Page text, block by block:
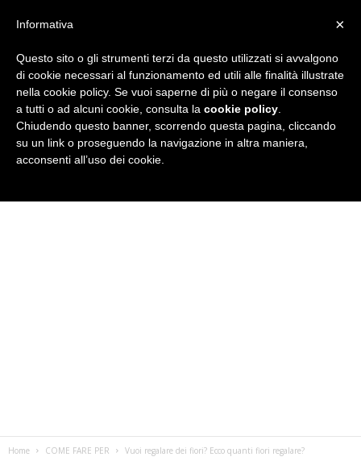
i
Home COME FARE PER Vuoi regalare dei fiori? Ecco quanti fiori regalare?
×
Informativa
Questo sito o gli strumenti terzi da questo utilizzati si avvalgono
di cookie necessari al funzionamento ed utili alle finalità illustrate
nella cookie policy. Se vuoi saperne di più o negare il consenso
a tutti o ad alcuni cookie, consulta la cookie policy
Chiudendo questo banner, scorrendo questa pagina, cliccando
su un link o proseguendo la navigazione in altra maniera,
acconsenti all’uso dei cookie.